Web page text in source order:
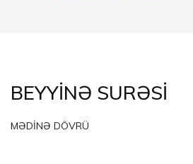
BEYYİNƏ SURƏSİ
MƏDİNƏ DÖVRÜ